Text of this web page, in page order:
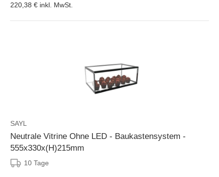
220,38 € inkl. MwSt.
SAYL
Neutrale Vitrine Ohne LED - Baukastensystem -
555x330x(H)215mm
10 Tage